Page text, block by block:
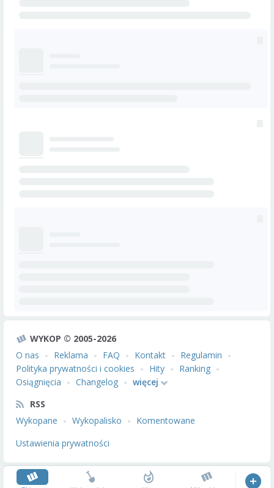
WYKOP © 2005-2026
O nas
Reklama FAQ Kontakt
Regulamin
Polityka prywatności i cookies
Hity
Ranking
Osiągnięcia
Changelog
więcej
RSS
Wykopane
Wykopalisko
Komentowane
Ustawienia prywatności